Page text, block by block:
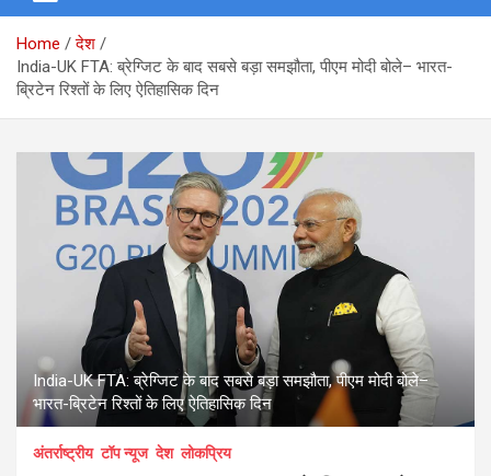
Home
देश
India-UK FTA: ब्रेग्जिट के बाद सबसे बड़ा समझौता, पीएम मोदी बोले– भारत-
ब्रिटेन रिश्तों के लिए ऐतिहासिक दिन
India-UK FTA: ब्रेग्जिट के बाद सबसे बड़ा समझौता, पीएम मोदी बोले–
भारत-ब्रिटेन रिश्तों के लिए ऐतिहासिक दिन
अंतर्राष्ट्रीय टॉप न्यूज देश लोकप्रिय